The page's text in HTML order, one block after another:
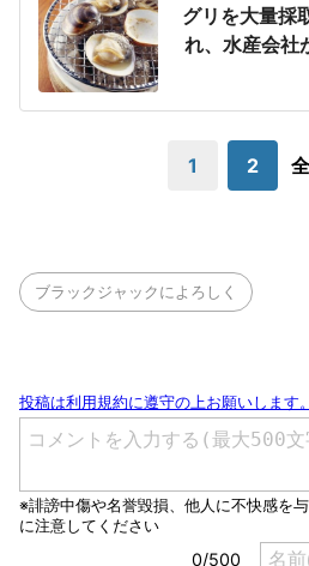
グリを大量採
れ、水産会社
1 2
ブラックジャックによろしく